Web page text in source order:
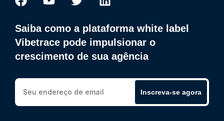
Saiba como a plataforma white label
Vibetrace pode impulsionar o
crescimento de sua agência
Inscreva-se agora